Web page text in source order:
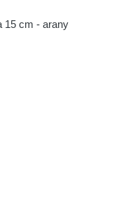
15 cm - arany